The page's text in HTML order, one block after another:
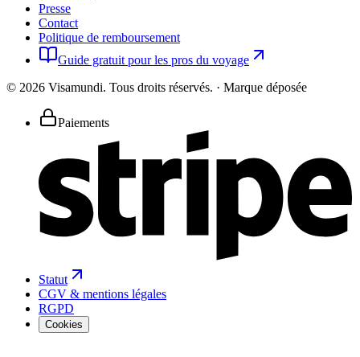
Presse
Contact
Politique de remboursement
Guide gratuit pour les pros du voyage
© 2026 Visamundi. Tous droits réservés. · Marque déposée
Paiements
Statut
CGV & mentions légales
RGPD
Cookies